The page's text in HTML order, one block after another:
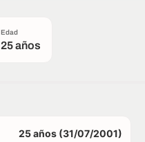
Edad
25 años
25 años (31/07/2001)